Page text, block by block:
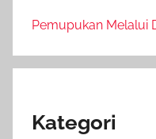
Pemupukan Melalui
Kategori